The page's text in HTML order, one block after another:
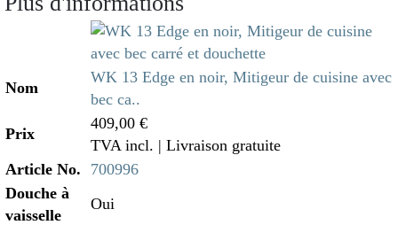
Nom
WK 13 Edge en noir, Mitigeur de cuisine avec
bec ca..
Prix
409,00 €
TVA incl. | Livraison gratuite
Article No.
700996
Douche à
vaisselle
Oui